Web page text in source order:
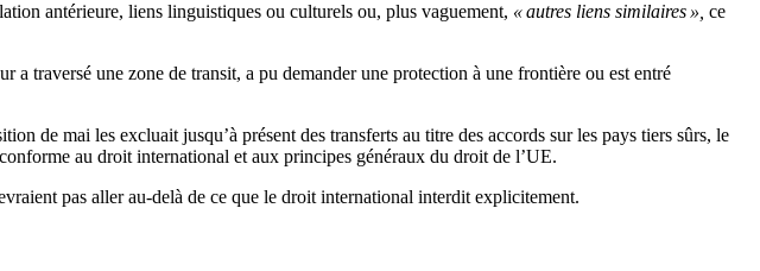
antérieure, liens linguistiques ou culturels ou, plus vaguement, « autres liens similaires », ce
traversé une zone de transit, a pu demander une protection à une frontière ou est entré
de mai les excluait jusqu’à présent des transferts au titre des accords sur les pays tiers sûrs, le
au droit international et aux principes généraux du droit de l’UE.
pas aller au-delà de ce que le droit international interdit explicitement.